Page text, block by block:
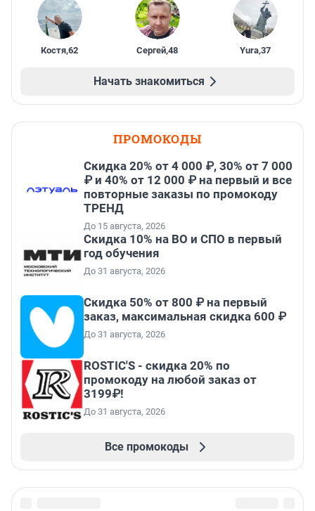
Костя,62 Сергей,48 Yura,37
Начать знакомиться
ПРОМОКОДЫ
Скидка 20% от 4 000 ₽, 30% от 7 000
₽ и 40% от 12 000 ₽ на первый и все
повторные заказы по промокоду
ТРЕНД
До 15 августа, 2026
Скидка 10% на ВО и СПО в первый
год обучения
До 31 августа, 2026
Скидка 50% от 800 ₽ на первый
заказ, максимальная скидка 600 ₽
До 31 августа, 2026
ROSTIC'S - скидка 20% по
промокоду на любой заказ от
3199₽!
До 31 августа, 2026
Все промокоды